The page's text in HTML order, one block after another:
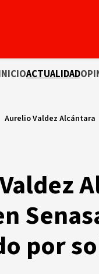
ACTUALIDAD
Aurelio Valdez Alcántara
por